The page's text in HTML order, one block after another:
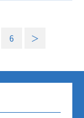
6 ＞